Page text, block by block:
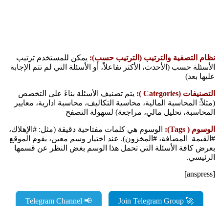
نظام التصفية والترتيب (الترتيب حسب): يمكن للمستخدم ترتيب
الأسئلة حسب (الأحدث، الأكثر تفاعلاً، أو الأسئلة التي لم تتم الإجابة
عليها بعد)
التصنيفات (Categories ):
يتم تصنيف الأسئلة بناءً على التخصص
(مثلاً: المحاسبة المالية، محاسية التكاليف، محاسبة ادارية، معايير
المحاسبة، تحليل مالي، مراجعة) لسهولة التصفح
الوسوم ( Tags):
الوسوم هي كلمات مفتاحية دقيقة (مثل: #الإهلاك،
#القيمة_المضافة، #المخزون). عند اختيار وسم معين، يقوم الموقع
بعرض كافة الأسئلة التي تحمل هذا الوسم بغض النظر عن قسمها
الرئيسي.
[anspress]
🚀 Join Telegram Group
📢 Telegram Channel